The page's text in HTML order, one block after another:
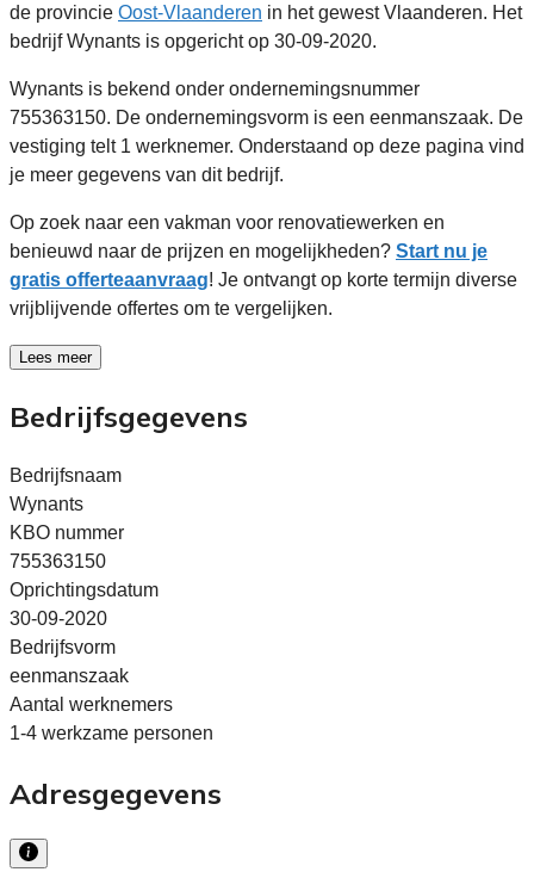
de provincie Oost-Vlaanderen in het gewest Vlaanderen. Het
bedrijf Wynants is opgericht op 30-09-2020.
Wynants is bekend onder ondernemingsnummer
755363150. De ondernemingsvorm is een eenmanszaak. De
vestiging telt 1 werknemer. Onderstaand op deze pagina vind
je meer gegevens van dit bedrijf.
Op zoek naar een vakman voor renovatiewerken en
benieuwd naar de prijzen en mogelijkheden? Start nu je
gratis offerteaanvraag! Je ontvangt op korte termijn diverse
vrijblijvende offertes om te vergelijken.
Lees meer
Bedrijfsgegevens
Bedrijfsnaam
Wynants
KBO nummer
755363150
Oprichtingsdatum
30-09-2020
Bedrijfsvorm
eenmanszaak
Aantal werknemers
1-4 werkzame personen
Adresgegevens